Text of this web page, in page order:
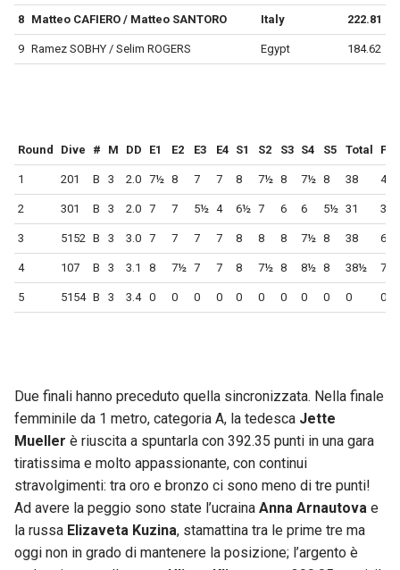
8 Matteo CAFIERO / Matteo SANTORO Italy 222.81
9 Ramez SOBHY / Selim ROGERS Egypt 184.62
Round Dive # M DD E1 E2 E3 E4 S1 S2 S3 S4 S5 Total
1 201 B 3 2.0 7½ 8 7 7 8 7½ 8 7½ 8 38
2 301 B 3 2.0 7 7 5½ 4 6½ 7 6 6 5½ 31
3 5152 B 3 3.0 7 7 7 7 8 8 8 7½ 8 38
4 107 B 3 3.1 8 7½ 7 7 8 7½ 8 8½ 8 38½
5 5154 B 3 3.4 0 0 0 0 0 0 0 0 0 0
Due finali hanno preceduto quella sincronizzata. Nella finale
femminile da 1 metro, categoria A, la tedesca Jette
Mueller è riuscita a spuntarla con 392.35 punti in una gara
tiratissima e molto appassionante, con continui
stravolgimenti: tra oro e bronzo ci sono meno di tre punti!
Ad avere la peggio sono state l’ucraina Anna Arnautova e
la russa Elizaveta Kuzina, stamattina tra le prime tre ma
oggi non in grado di mantenere la posizione; l’argento è